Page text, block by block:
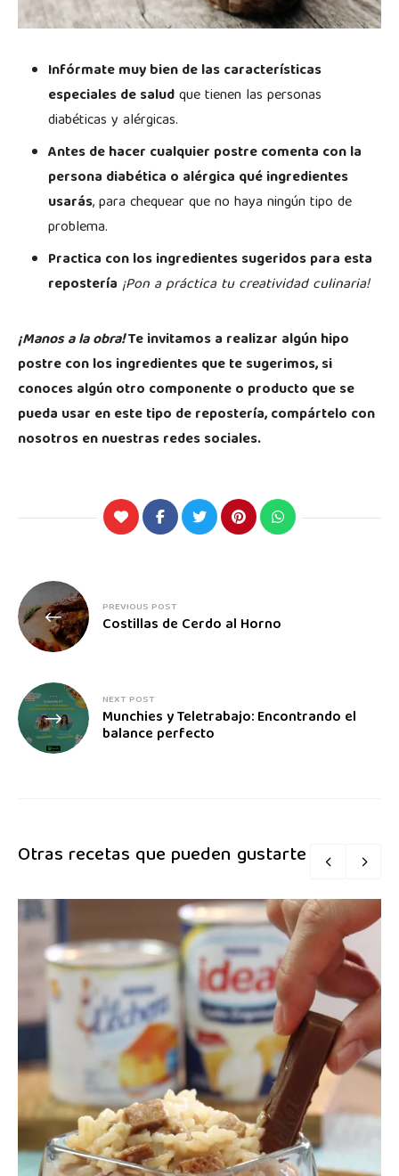
Infórmate muy bien de las características
especiales de saludque tienen las personas
diabéticas y alérgicas.
Antes de hacer cualquier postre comenta con la
persona diabética o alérgica qué ingredientes
usarás, para chequear que no haya ningún tipo de
problema.
Practica con los ingredientes sugeridos para esta
repostería ¡Pon a práctica tu creatividad culinaria!
¡Manos a la obra!Te invitamos a realizar algún hipo
postre con los ingredientes que te sugerimos, si
conoces algún otro componente o producto que se
pueda usar en este tipo de repostería, compártelo con
nosotros en nuestras redes sociales.
PREVIOUS POST
Costillas de Cerdo al Horno
NEXT POST
Munchies y Teletrabajo: Encontrando el
balance perfecto
Otras recetas que pueden gustarte